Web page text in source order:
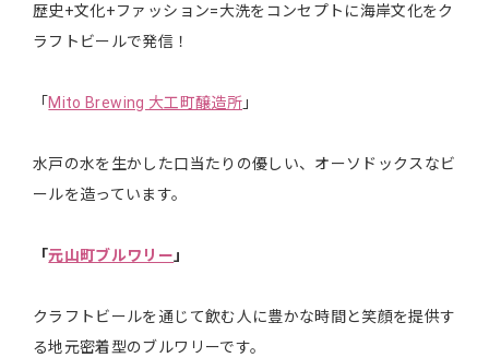
歴史+文化+ファッション=大洗をコンセプトに海岸文化をク
ラフトビールで発信！
「 Mito Brewing 大工町醸造所 」
水戸の水を生かした口当たりの優しい、オーソドックスなビ
ールを造っています。
「元山町ブルワリー 」
クラフトビールを通じて飲む人に豊かな時間と笑顔を提供す
る地元密着型のブルワリーです。